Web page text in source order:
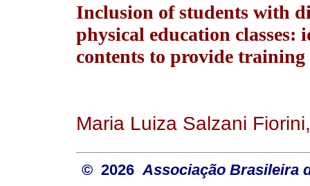
Inclusion of students with
physical education
contents to provide training
Maria Luiza Salzani
© 2026 Associação Brasileira